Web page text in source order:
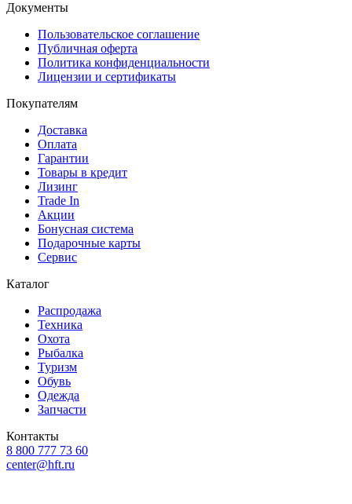
Документы
Пользовательское соглашение
Публичная оферта
Политика конфиденциальности
Лицензии и сертификаты
Покупателям
Доставка
Оплата
Гарантии
Товары в кредит
Лизинг
Trade In
Акции
Бонусная система
Подарочные карты
Сервис
Каталог
Распродажа
Техника
Охота
Рыбалка
Туризм
Обувь
Одежда
Запчасти
Контакты
8 800 777 73 60
center@hft.ru